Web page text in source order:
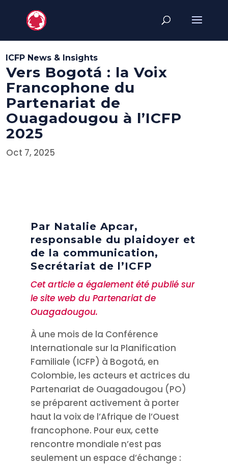
ICFP News & Insights
Vers Bogotá : la Voix
Francophone du
Partenariat de
Ouagadougou à l’ICFP
2025
Oct 7, 2025
Par Natalie Apcar,
responsable du plaidoyer et
de la communication,
Secrétariat de l’ICFP
Cet article a également été publié sur
le site web du Partenariat de
Ouagadougou.
À une mois de la Conférence
Internationale sur la Planification
Familiale (ICFP) à Bogotá, en
Colombie, les acteurs et actrices du
Partenariat de Ouagadougou (PO)
se préparent activement à porter
haut la voix de l’Afrique de l’Ouest
francophone. Pour eux, cette
rencontre mondiale n’est pas
seulement un espace d’échange :